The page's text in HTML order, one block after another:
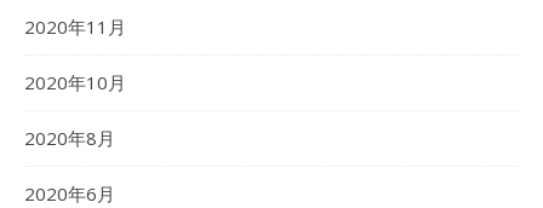
2020年11月
2020年10月
2020年8月
2020年6月